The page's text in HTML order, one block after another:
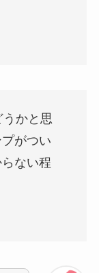
かと思
がつい
ない程